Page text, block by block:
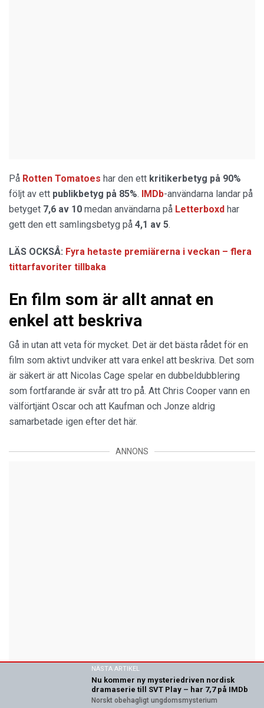
På Rotten Tomatoes har den ett kritikerbetyg på 90%
följt av ett publikbetyg på 85%. IMDb-användarna landar på
betyget 7,6 av 10 medan användarna på Letterboxd har
gett den ett samlingsbetyg på 4,1 av 5.
LÄS OCKSÅ: Fyra hetaste premiärerna i veckan – flera
tittarfavoriter tillbaka
En film som är allt annat en
enkel att beskriva
Gå in utan att veta för mycket. Det är det bästa rådet för en
film som aktivt undviker att vara enkel att beskriva. Det som
är säkert är att Nicolas Cage spelar en dubbeldubblering
som fortfarande är svår att tro på. Att Chris Cooper vann en
välförtjänt Oscar och att Kaufman och Jonze aldrig
samarbetade igen efter det här.
ANNONS
NÄSTA ARTIKEL
Nu kommer ny mysteriedriven nordisk
dramaserie till SVT Play – har 7,7 på IMDb
Norskt obehagligt ungdomsmysterium